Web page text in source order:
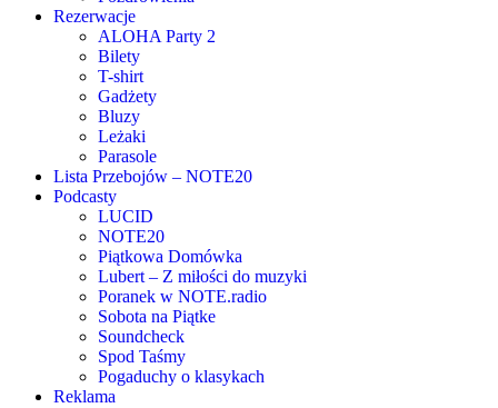
Rezerwacje
ALOHA Party 2
Bilety
T-shirt
Gadżety
Bluzy
Leżaki
Parasole
Lista Przebojów – NOTE20
Podcasty
LUCID
NOTE20
Piątkowa Domówka
Lubert – Z miłości do muzyki
Poranek w NOTE.radio
Sobota na Piątke
Soundcheck
Spod Taśmy
Pogaduchy o klasykach
Reklama